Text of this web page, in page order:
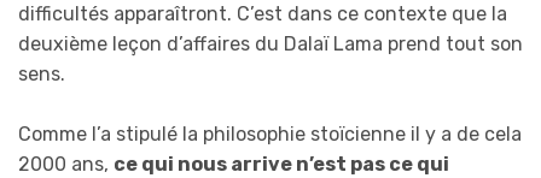
difficultés apparaîtront. C’est dans ce contexte que la
deuxième leçon d’affaires du Dalaï Lama prend tout son
sens.
Comme l’a stipulé la philosophie stoïcienne il y a de cela
2000 ans, ce qui nous arrive n’est pas ce qui